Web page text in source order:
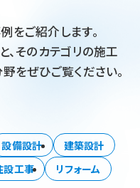
ご紹介します。
、そのカテゴリの施工
をぜひご覧ください。
設備設計
建築設計
設工事 リフォーム